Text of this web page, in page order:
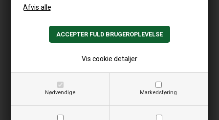
Nødvendige Markedsføring
Vis cookie detaljer